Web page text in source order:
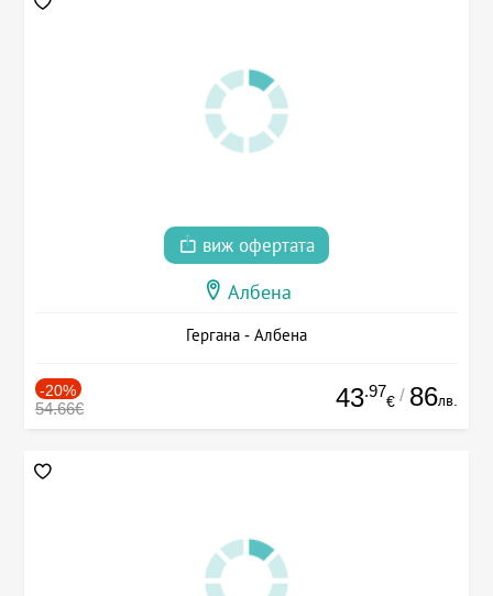
виж офертата
Албена
Гергана - Албена
-20%
54.66€ 43.97
€ / 86лв.